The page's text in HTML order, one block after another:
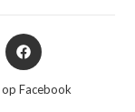
Opent
in
nieuw
Facebook